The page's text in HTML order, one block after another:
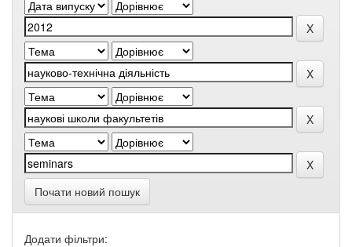
Почати новий пошук
Додати фільтри: